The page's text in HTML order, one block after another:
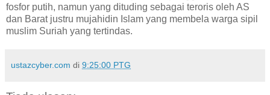
fosfor putih, namun yang dituding sebagai teroris oleh AS
dan Barat justru mujahidin Islam yang membela warga sipil
muslim Suriah yang tertindas.
ustazcyber.com di 9:25:00 PTG